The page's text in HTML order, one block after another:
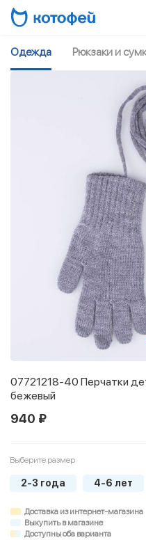
Одежда Рюкзаки и
07721218-40 Перчатки
бежевый
940 ₽
Выберите размер
2-3 года 4-6 лет
Доставка из интернет-магазина
Выкупить в магазине
Доступны оба варианта